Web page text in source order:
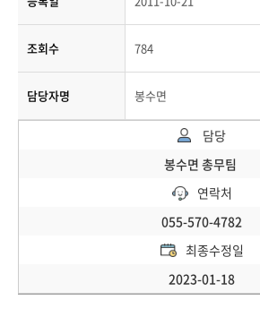
조회수 784
담당자명 봉수면
담당
봉수면 총무팀
연락처
055-570-4782
최종수정일
2023-01-18